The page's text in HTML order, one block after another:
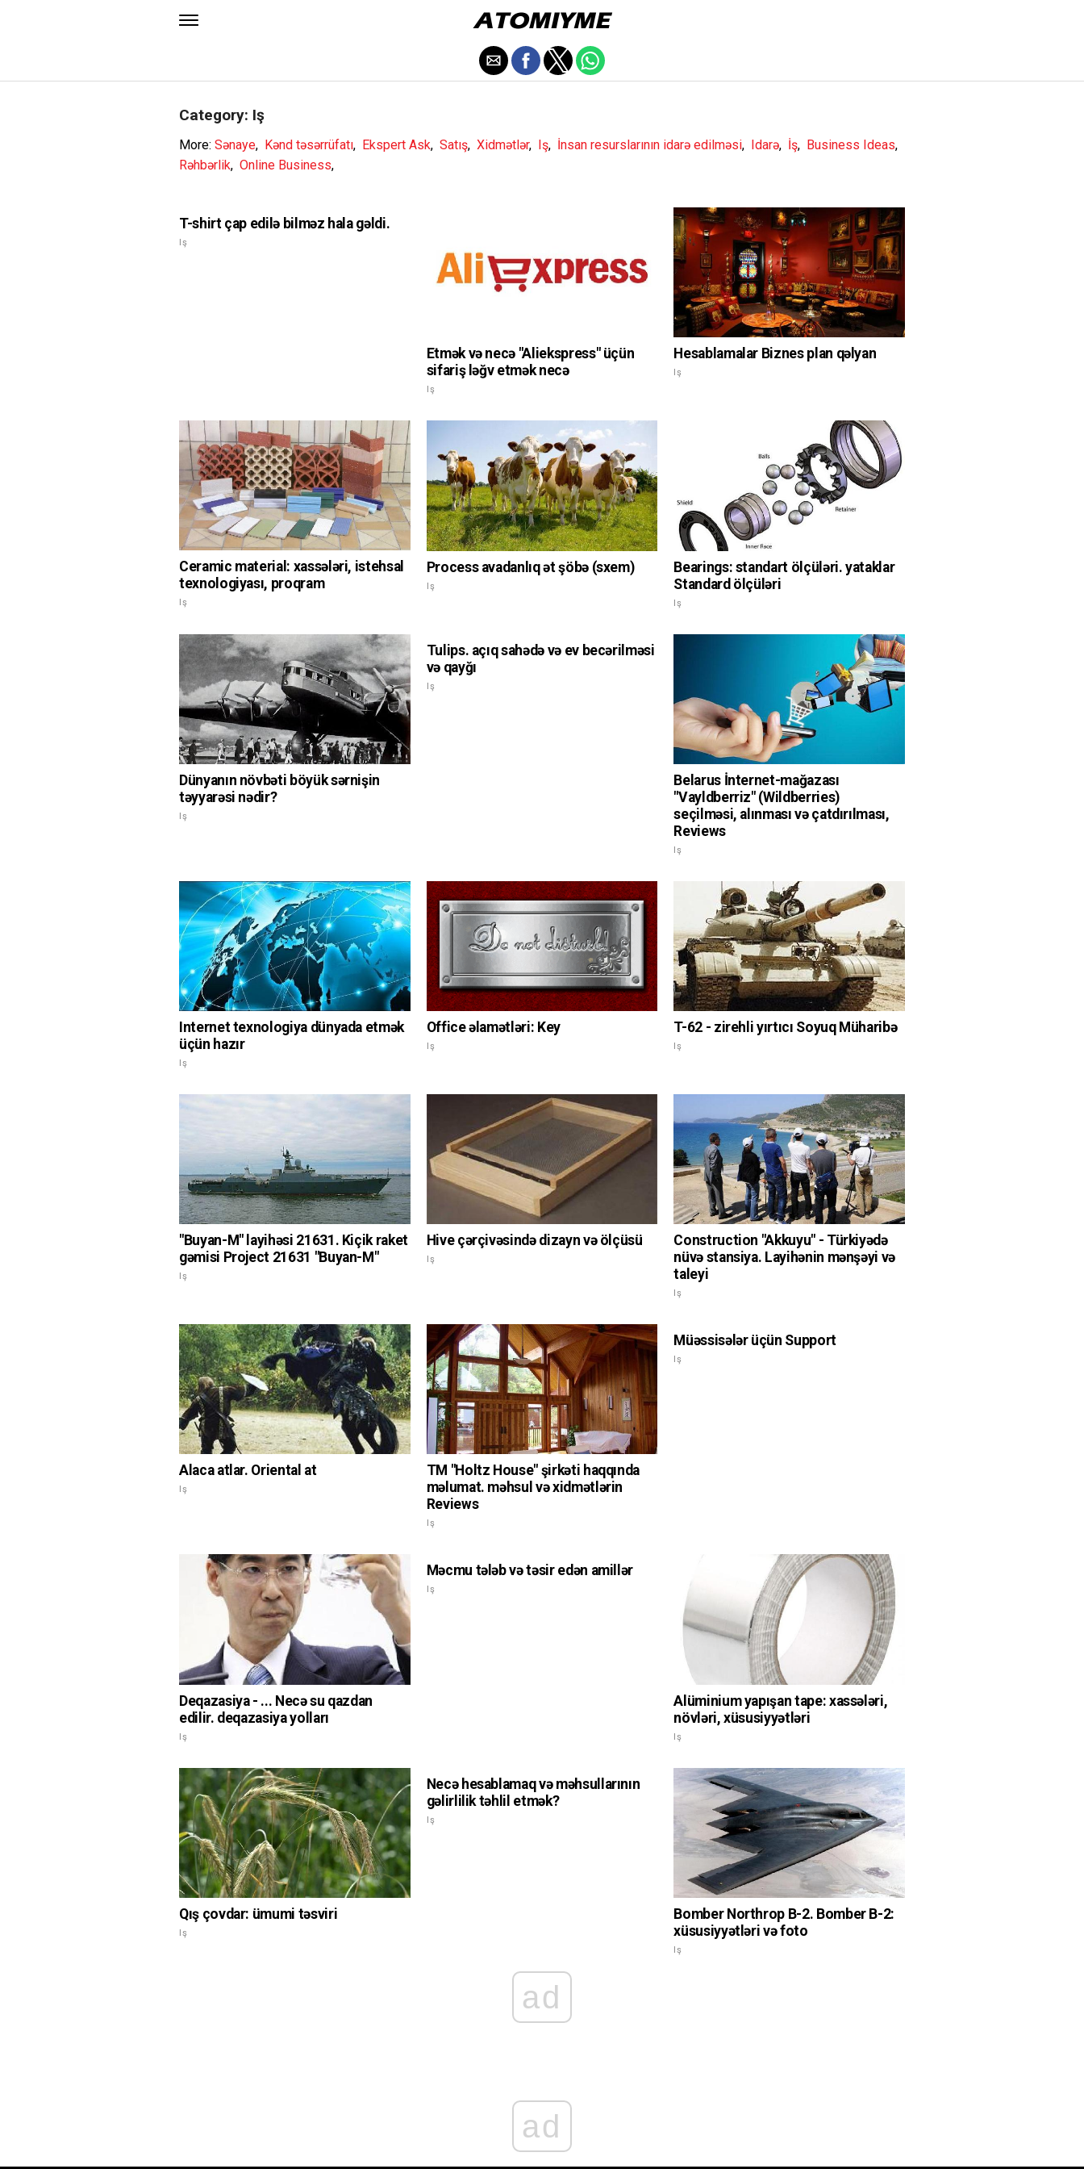
Category: Iş
More: Sənaye, Kənd təsərrüfatı, Ekspert Ask, Satış, Xidmətlər, Iş, İnsan resurslarının idarə edilməsi, Idarə, İş, Business Ideas,
Rəhbərlik, Online Business,
T-shirt çap edilə bilməz hala gəldi.
Iş
Etmək və necə "Aliekspress" üçün
sifariş ləğv etmək necə
Iş
Hesablamalar Biznes plan qəlyan
Iş
Ceramic material: xassələri, istehsal
texnologiyası, proqram
Iş
Process avadanlıq ət şöbə (sxem)
Iş
Bearings: standart ölçüləri. yataklar
Standard ölçüləri
Iş
Dünyanın növbəti böyük sərnişin
təyyarəsi nədir?
Iş
Tulips. açıq sahədə və ev becərilməsi
və qayğı
Iş
Belarus İnternet-mağazası
"Vayldberriz" (Wildberries)
seçilməsi, alınması və çatdırılması,
Reviews
Iş
Internet texnologiya dünyada etmək
üçün hazır
Iş
Office əlamətləri: Key
Iş
T-62 - zirehli yırtıcı Soyuq Müharibə
Iş
"Buyan-M" layihəsi 21631. Kiçik raket
gəmisi Project 21631 "Buyan-M"
Iş
Hive çərçivəsində dizayn və ölçüsü
Iş
Construction "Akkuyu" - Türkiyədə
nüvə stansiya. Layihənin mənşəyi və
taleyi
Iş
Alaca atlar. Oriental at
Iş
TM "Holtz House" şirkəti haqqında
məlumat. məhsul və xidmətlərin
Reviews
Iş
Müəssisələr üçün Support
Iş
Deqazasiya - ... Necə su qazdan
edilir. deqazasiya yolları
Iş
Məcmu tələb və təsir edən amillər
Iş
Alüminium yapışan tape: xassələri,
növləri, xüsusiyyətləri
Iş
Qış çovdar: ümumi təsviri
Iş
Necə hesablamaq və məhsullarının
gəlirlilik təhlil etmək?
Iş
Bomber Northrop B-2. Bomber B-2:
xüsusiyyətləri və foto
Iş
ad
ad